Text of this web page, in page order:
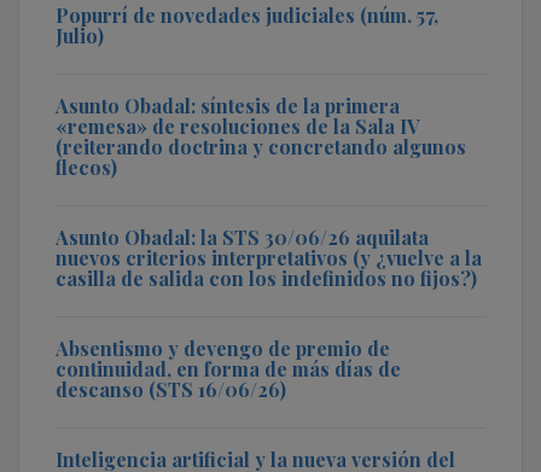
Popurrí de novedades judiciales (núm. 57,
Julio)
Asunto Obadal: síntesis de la primera
«remesa» de resoluciones de la Sala IV
(reiterando doctrina y concretando algunos
flecos)
Asunto Obadal: la STS 30/06/26 aquilata
nuevos criterios interpretativos (y ¿vuelve a la
casilla de salida con los indefinidos no fijos?)
Absentismo y devengo de premio de
continuidad, en forma de más días de
descanso (STS 16/06/26)
Inteligencia artificial y la nueva versión del